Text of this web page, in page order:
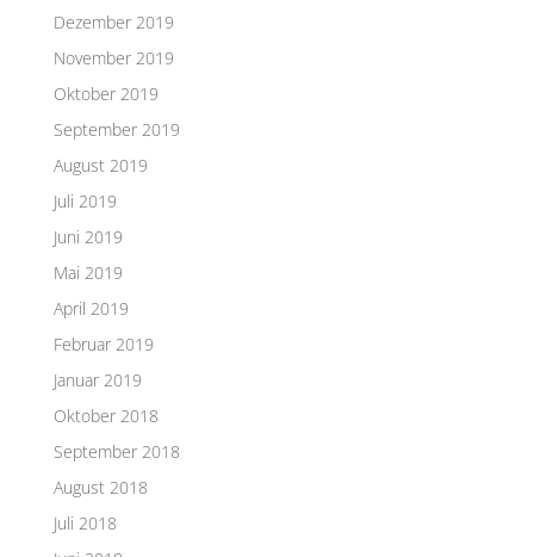
Dezember 2019
November 2019
Oktober 2019
September 2019
August 2019
Juli 2019
Juni 2019
Mai 2019
April 2019
Februar 2019
Januar 2019
Oktober 2018
September 2018
August 2018
Juli 2018